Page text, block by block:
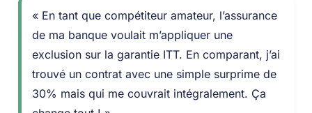
« En tant que compétiteur amateur, l’assurance
de ma banque voulait m’appliquer une
exclusion sur la garantie ITT. En comparant, j’ai
trouvé un contrat avec une simple surprime de
30% mais qui me couvrait intégralement. Ça